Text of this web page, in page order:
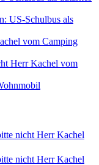
US-Schulbus als
vom Camping
Herr Kachel vom
nicht Herr Kachel
nicht Herr Kachel